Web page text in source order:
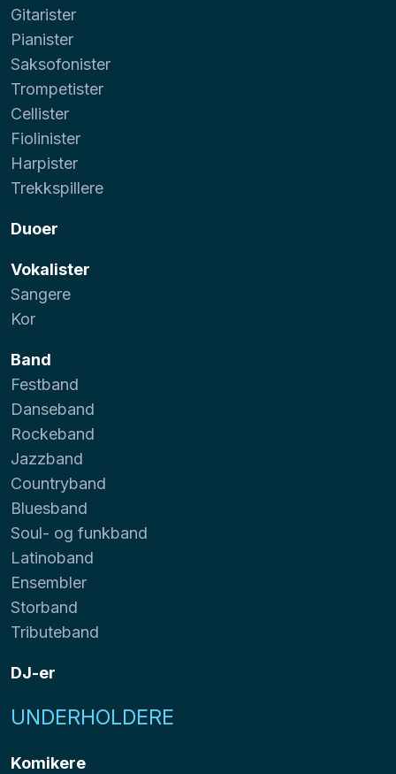
Gitarister
Pianister
Saksofonister
Trompetister
Cellister
Fiolinister
Harpister
Trekkspillere
Duoer
Vokalister
Sangere
Kor
Band
Festband
Danseband
Rockeband
Jazzband
Countryband
Bluesband
Soul- og funkband
Latinoband
Ensembler
Storband
Tributeband
DJ-er
UNDERHOLDERE
Komikere